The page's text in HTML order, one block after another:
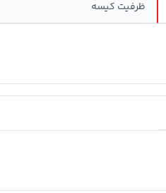
ظرفیت کیسه